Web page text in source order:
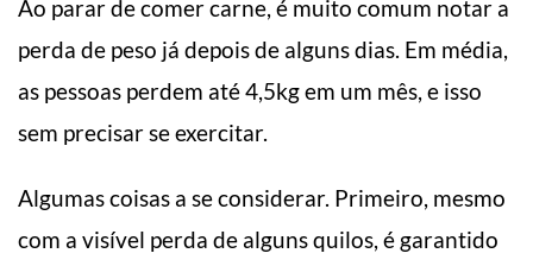
Ao parar de comer carne, é muito comum notar a
perda de peso já depois de alguns dias. Em média,
as pessoas perdem até 4,5kg em um mês, e isso
sem precisar se exercitar.
Algumas coisas a se considerar. Primeiro, mesmo
com a visível perda de alguns quilos, é garantido